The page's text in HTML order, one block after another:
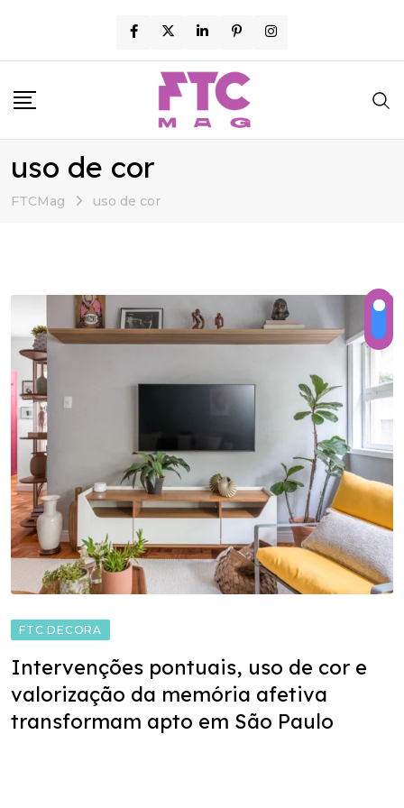
content
uso de cor
FTCMag uso de cor
FTC DECORA
Intervenções pontuais, uso de cor e
valorização da memória afetiva
transformam apto em São Paulo